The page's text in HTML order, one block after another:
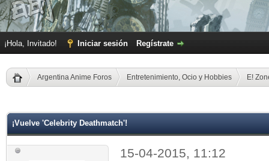
¡Hola, Invitado! Iniciar sesión Regístrate
Argentina Anime Foros Entretenimiento, Ocio y Hobbies E!
¡Vuelve 'Celebrity Deathmatch'!
15-04-2015, 11:12